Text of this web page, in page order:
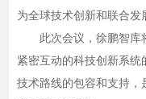
为全球技术创新和联合发
此次会议，徐鹏智库将
紧密互动的科技创新系
技术路线的包容和支持，